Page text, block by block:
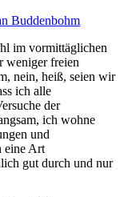
Buddenbohm
im vormittäglichen
weniger freien
nein, heiß, seien wir
ich alle
der
ich wohne
und
eine Art
gut durch und nur